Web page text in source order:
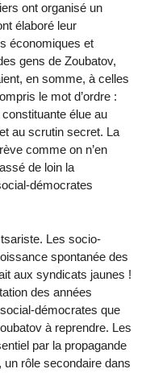
ont organisé un
élaboré leur
économiques et
gens de Zoubatov,
en somme, à celles
le mot d’ordre :
élue au
au scrutin secret. La
comme on n’en
de loin la
démocrates
Les socio-
spontanée des
aux syndicats jaunes !
des années
démocrates que
à reprendre. Les
par la propagande
un rôle secondaire dans